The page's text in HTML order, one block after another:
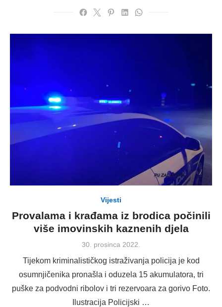
Vijesti
Provalama i krađama iz brodica počinili
više imovinskih kaznenih djela
Posted
30. prosinca 2022.
Tijekom kriminalističkog istraživanja policija je kod
osumnjičenika pronašla i oduzela 15 akumulatora, tri
puške za podvodni ribolov i tri rezervoara za gorivo Foto.
Ilustracija Policijski …